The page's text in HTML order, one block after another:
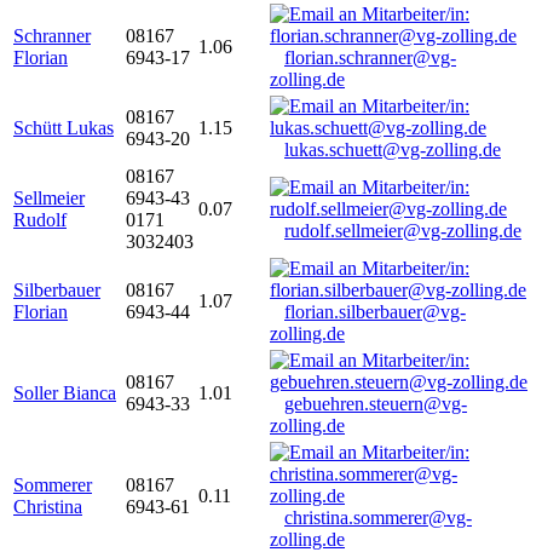
Schranner
Florian
08167
6943-17
1.06
florian.schranner@vg-
zolling.de
Schütt Lukas
08167
6943-20
1.15
lukas.schuett@vg-zolling.de
Sellmeier
Rudolf
08167
6943-43
0171
3032403
0.07
rudolf.sellmeier@vg-zolling.de
Silberbauer
Florian
08167
6943-44
1.07
florian.silberbauer@vg-
zolling.de
Soller Bianca
08167
6943-33
1.01
gebuehren.steuern@vg-
zolling.de
Sommerer
Christina
08167
6943-61
0.11
christina.sommerer@vg-
zolling.de